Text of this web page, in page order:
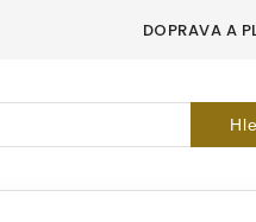
DOPRAVA A